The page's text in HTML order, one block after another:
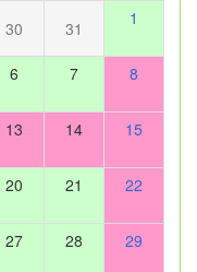
30 31 1
6 7 8
13 14 15
20 21 22
27 28 29